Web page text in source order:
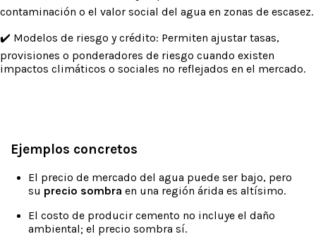
contaminación o el valor social del agua en zonas de escasez.
✔️ Modelos de riesgo y crédito: Permiten ajustar tasas,
provisiones o ponderadores de riesgo cuando existen
impactos climáticos o sociales no reflejados en el mercado.
Ejemplos concretos
El precio de mercado del agua puede ser bajo, pero
su precio sombra en una región árida es altísimo.
El costo de producir cemento no incluye el daño
ambiental; el precio sombra sí.